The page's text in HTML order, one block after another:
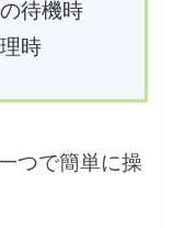
待機時
時
つで簡単に操